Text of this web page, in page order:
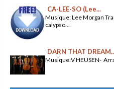
CA-LEE-SO (Lee...
Musique: Lee Morgan
calypso...
DARN THAT
Musique:V HEUSEN-